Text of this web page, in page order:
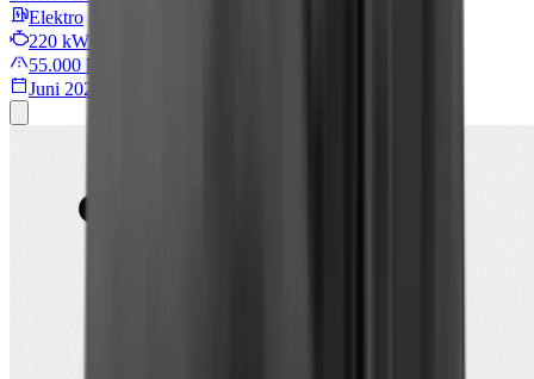
Elektro
220 kW/299 PS
55.000 km
Juni 2022